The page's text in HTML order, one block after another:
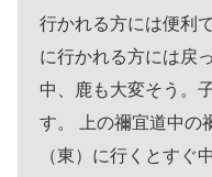
行かれる方には便利
に行かれる方には戻
中、鹿も大変そう。
す。 上の禰宜道中の
（東）に行くとすぐ